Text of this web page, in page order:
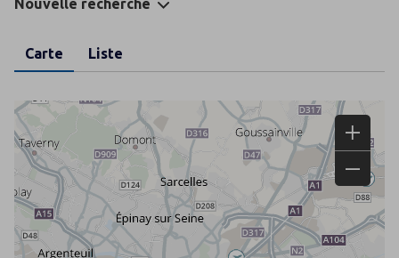
Nouvelle recherche
Carte Liste